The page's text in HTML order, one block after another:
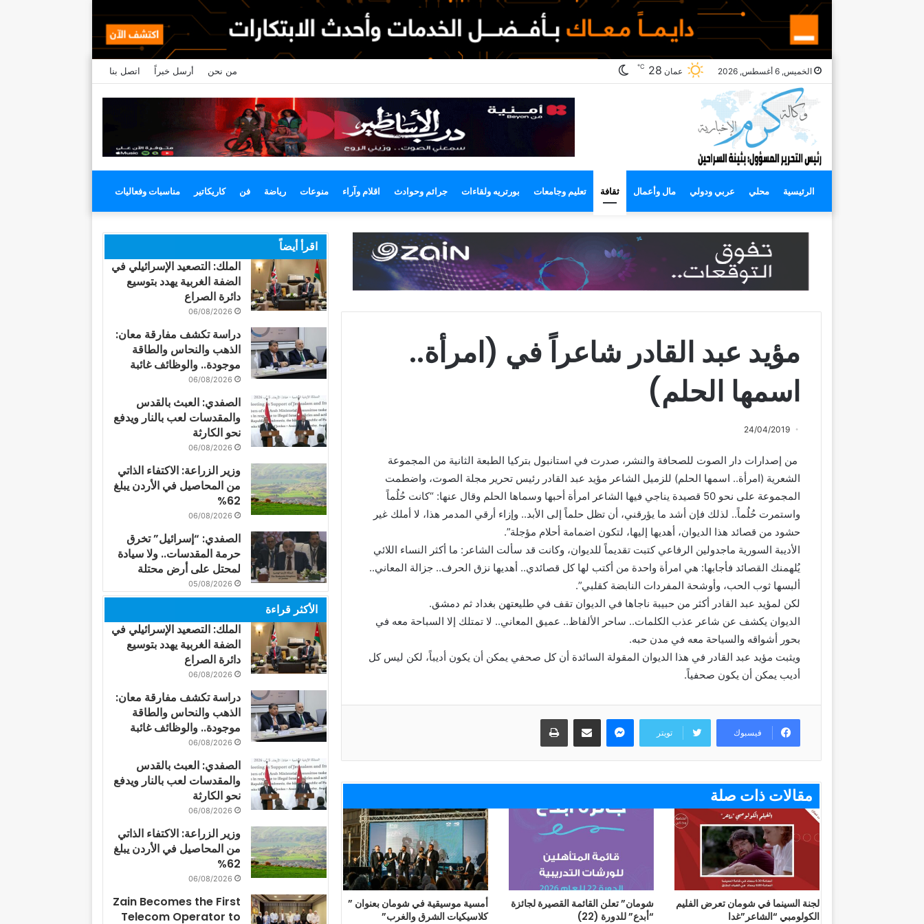
الخميس, 6 أغسطس, 2026
الوضع
عمان 28
℃ من نحن أرسل خبراً اتصل بنا
الرئيسية محلي عربي ودولي مال وأعمال ثقافة تعليم وجامعات بورتريه ولقاءات جرائم وحوادث اقلام وآراء منوعات رياضة فن كاريكاتير مناسبات وفعاليات
مؤيد عبد القادر شاعراً في (امرأة..
اسمها الحلم)
24/04/2019
من إصدارات دار الصوت للصحافة والنشر، صدرت في استانبول بتركيا الطبعة الثانية من المجموعة
الشعرية (امرأة.. اسمها الحلم) للزميل الشاعر مؤيد عبد القادر رئيس تحرير مجلة الصوت، واضطمت
المجموعة على نحو 50 قصيدة يناجي فيها الشاعر امرأة أحبها وسماها الحلم وقال عنها: “كانت حُلُماً
واستمرت حُلُماً.. لذلك فإن أشد ما يؤرقني، أن تظل حلماً إلى الأبد.. وإزاء أرقي المدمر هذا، لا أملك غير
حشود من قصائد هذا الديوان، أهديها إليها، لتكون اضمامة أحلام مؤجلة”.
الأديبة السورية ماجدولين الرفاعي كتبت تقديماً للديوان، وكانت قد سألت الشاعر: ما أكثر النساء اللائي
يُلهمنك القصائد فأجابها: هي امرأة واحدة من أكتب لها كل قصائدي.. أهديها نزق الحرف.. جزالة المعاني..
ألبسها ثوب الحب، وأوشحة المفردات النابضة كقلبي”.
لكن لمؤيد عبد القادر أكثر من حبيبة ناجاها في الديوان تقف في طليعتهن بغداد ثم دمشق.
الديوان يكشف عن شاعر عذب الكلمات.. ساحر الألفاظ.. عميق المعاني.. لا تمتلك إلا السباحة معه في
بحور أشواقه والسياحة معه في مدن حبه.
ويثبت مؤيد عبد القادر في هذا الديوان المقولة السائدة أن كل صحفي يمكن أن يكون أديباً، لكن ليس كل
أديب يمكن أن يكون صحفياً.
فيسبوك تويتر
ماسنجر مشاركة عبر البريد طباعة
مقالات ذات صلة
لجنة السينما في شومان تعرض الفليم
الكولومبي “الشاعر”غدا
شومان” تعلن القائمة القصيرة لجائزة
“أبدع” للدورة (22)
أمسية موسيقية في شومان بعنوان ”
كلاسيكيات الشرق والغرب”
اقرأ أيضاً
الملك: التصعيد الإسرائيلي في
الضفة الغربية يهدد بتوسيع
دائرة الصراع
06/08/2026
دراسة تكشف مفارقة معان:
الذهب والنحاس والطاقة
موجودة.. والوظائف غائبة
06/08/2026
الصفدي: العبث بالقدس
والمقدسات لعب بالنار ويدفع
نحو الكارثة
06/08/2026
وزير الزراعة: الاكتفاء الذاتي
من المحاصيل في الأردن يبلغ
62%
06/08/2026
الصفدي: “إسرائيل” تخرق
حرمة المقدسات.. ولا سيادة
لمحتل على أرض محتلة
05/08/2026
الأكثر قراءة
الملك: التصعيد الإسرائيلي في
الضفة الغربية يهدد بتوسيع
دائرة الصراع
06/08/2026
دراسة تكشف مفارقة معان:
الذهب والنحاس والطاقة
موجودة.. والوظائف غائبة
06/08/2026
الصفدي: العبث بالقدس
والمقدسات لعب بالنار ويدفع
نحو الكارثة
06/08/2026
وزير الزراعة: الاكتفاء الذاتي
من المحاصيل في الأردن يبلغ
62%
06/08/2026
Zain Becomes the First
Telecom Operator to